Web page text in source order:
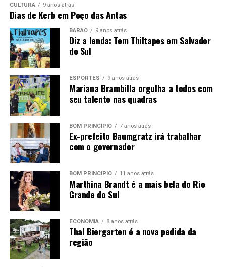
Especialista
em
Educação –
Supervisão
Escolar
01
Habilitação
Legal para o
Exercício do
Cargo
*Vale-Alimentação de R$ 16,00 por dia efetivamente
trabalhado.
PRAZO E LOCAL DE INSCRIÇÃO:dias 29 e 30 de junho
e dias 01; 02 e 03 de julho de 2026, das 07h30min às
11h30min e das 13h às 16h, no Departamento de
Pessoal, junto a Prefeitura Municipal de Pareci Novo,
sito à Rua João Inácio Teixeira, nº 70 – Centro.
Excepcionalmente, no dia29/06/2026
serão realizadas somente no período da manhã,
compreendendo o horário das 07h30min às 11h30min.
Pareci Novo, RS, 25 de junho de 2026.
CULTURA 9 anos atrás
Dias de Kerb em Poço das Antas
BARÃO 9 anos atrás
Diz a lenda: Tem Thiltapes em Salvador
do Sul
ESPORTES 9 anos atrás
Mariana Brambilla orgulha a todos com
seu talento nas quadras
BOM PRINCÍPIO 7 anos atrás
Ex-prefeito Baumgratz irá trabalhar
com o governador
BOM PRINCÍPIO 11 anos atrás
Marthina Brandt é a mais bela do Rio
Grande do Sul
ECONOMIA 8 anos atrás
Thal Biergarten é a nova pedida da
região